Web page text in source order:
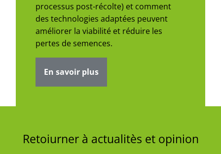
processus post-récolte) et comment
des technologies adaptées peuvent
améliorer la viabilité et réduire les
pertes de semences.
En savoir plus
Retoiurner à actualitès et opinion